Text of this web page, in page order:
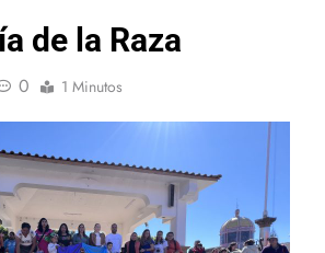
de la Raza
0 1 Minutos